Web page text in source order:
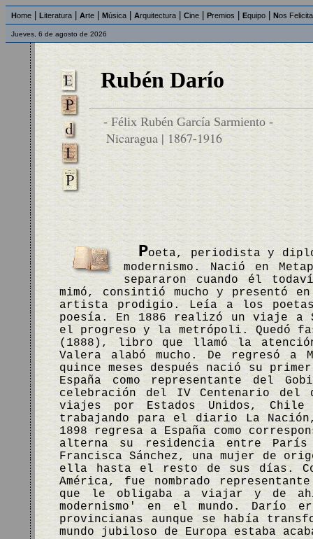
Home Literatura Arte Música Arquitectura Cine Premios Equipo Nos
Jueves, 6 de agosto de 2026
Rubén Darío
- Félix Rubén García Sarmiento -
Nicaragua | 1867-1916
Poeta, periodista y
modernismo. Nació en
separaron cuando él
mimó, consintió mucho y presentó
artista prodigio. Leía a los
poesía. En 1886 realizó un viaje a
el progreso y la metrópoli. Quedó
(1888), libro que llamó la
Valera alabó mucho. De regresó a
quince meses después nació su
España como representante del
celebración del IV Centenario del
viajes por Estados Unidos,
trabajando para el diario La
1898 regresa a España como
alterna su residencia entre
Francisca Sánchez, una mujer de
ella hasta el resto de sus días.
América, fue nombrado
que le obligaba a viajar y de ahí
modernismo' en el mundo. Darío
provincianas aunque se había
mundo jubiloso de Europa estaba